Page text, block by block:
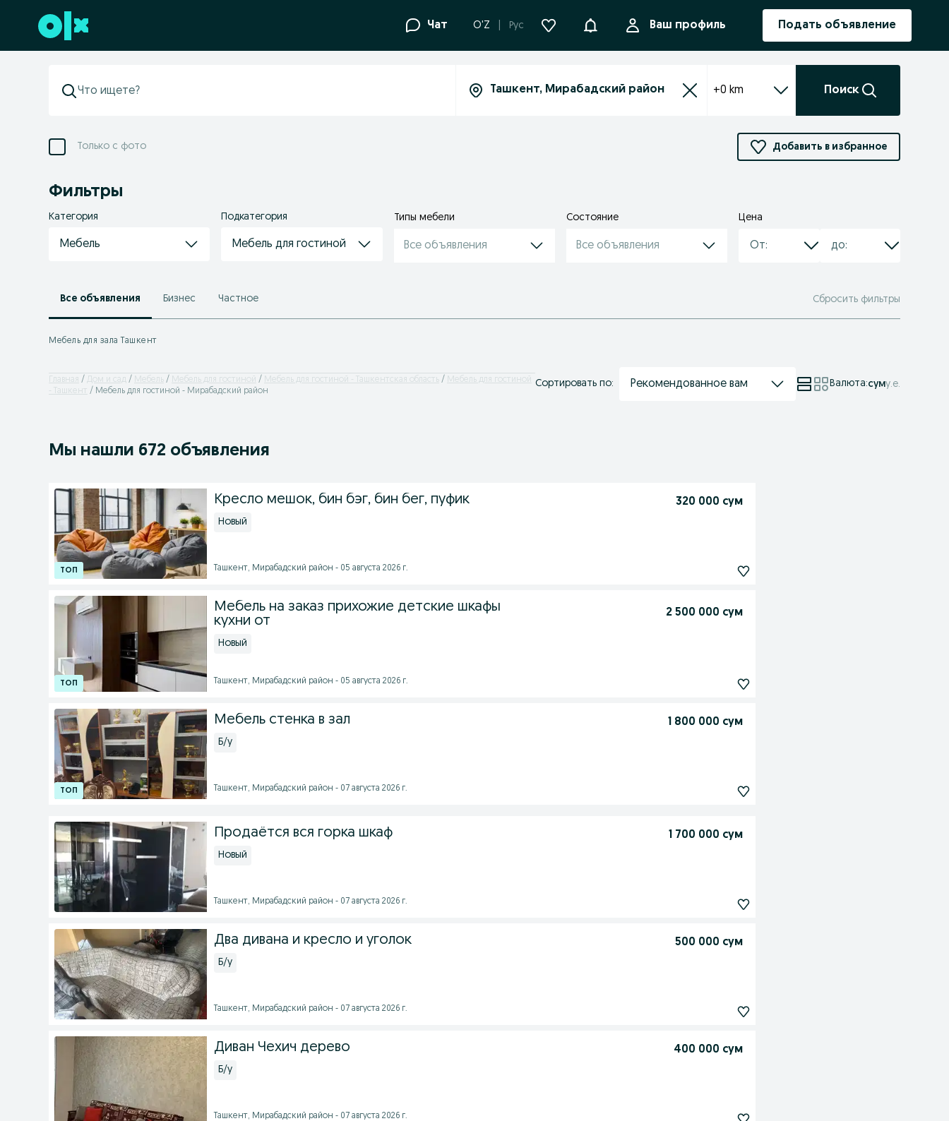
Перейти к нижнему колонтитулу Чат O'Z Рус УведомленияВаш профиль Подать объявление
+0 km Поиск
Только с фото Добавить в избранное
Фильтры
Категория
Мебель
Подкатегория
Мебель для гостиной
Типы мебели
Все объявления
Состояние
Все объявления
Цена
Все объявления Бизнес Частное Сбросить фильтры
Мебель для зала Ташкент
Главная Дом и сад Мебель Мебель для гостиной Мебель для гостиной - Ташкентская область
Мебель для гостиной
- Ташкент
Мебель для гостиной - Мирабадский район
Сортировать по: Рекомендованное вам Валюта:суму.е.
Мы нашли 672 объявления
Кресло мешок, бин бэг, бин бег, пуфик 320 000 сум
Новый
Ташкент, Мирабадский район - 05 августа 2026 г.
Мебель на заказ прихожие детские шкафы
кухни от
2 500 000 сум
Новый
Ташкент, Мирабадский район - 05 августа 2026 г.
Мебель стенка в зал 1 800 000 сум
Б/у
Ташкент, Мирабадский район - 07 августа 2026 г.
Продаётся вся горка шкаф 1 700 000 сум
Новый
Ташкент, Мирабадский район - 07 августа 2026 г.
Два дивана и кресло и уголок 500 000 сум
Б/у
Ташкент, Мирабадский район - 07 августа 2026 г.
Диван Чехич дерево 400 000 сум
Б/у
Ташкент, Мирабадский район - 07 августа 2026 г.